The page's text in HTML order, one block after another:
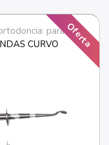
Oferta
Instrumental de ortodoncia: para bandas
CURVO